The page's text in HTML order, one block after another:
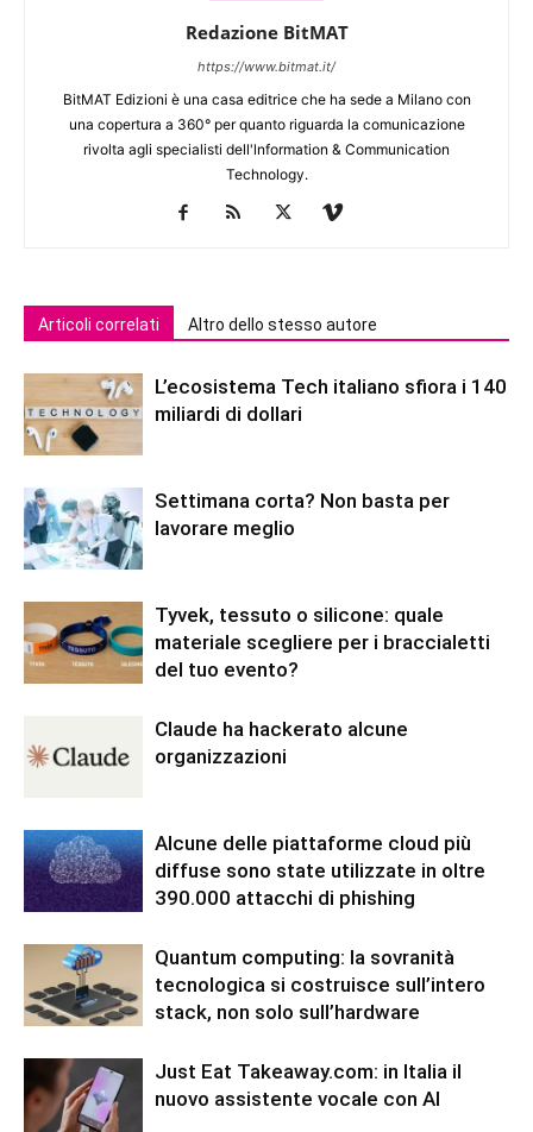
Redazione BitMAT
https://www.bitmat.it/
BitMAT Edizioni è una casa editrice che ha sede a Milano con
una copertura a 360° per quanto riguarda la comunicazione
rivolta agli specialisti dell'lnformation & Communication
Technology.
Articoli correlati Altro dello stesso autore
L’ecosistema Tech italiano sfiora i 140
miliardi di dollari
Settimana corta? Non basta per
lavorare meglio
Tyvek, tessuto o silicone: quale
materiale scegliere per i braccialetti
del tuo evento?
Claude ha hackerato alcune
organizzazioni
Alcune delle piattaforme cloud più
diffuse sono state utilizzate in oltre
390.000 attacchi di phishing
Quantum computing: la sovranità
tecnologica si costruisce sull’intero
stack, non solo sull’hardware
Just Eat Takeaway.com: in Italia il
nuovo assistente vocale con AI